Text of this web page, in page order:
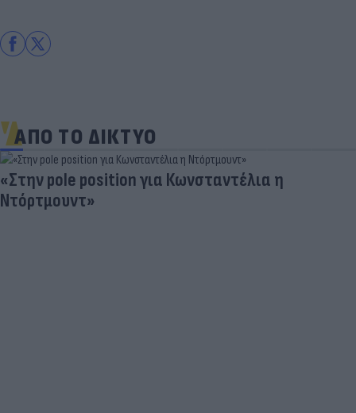
ΑΠΟ ΤΟ ΔΙΚΤΥΟ
«Στην pole position για Κωνσταντέλια η
Ντόρτμουντ»